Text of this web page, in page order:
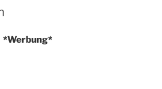
*Werbung*